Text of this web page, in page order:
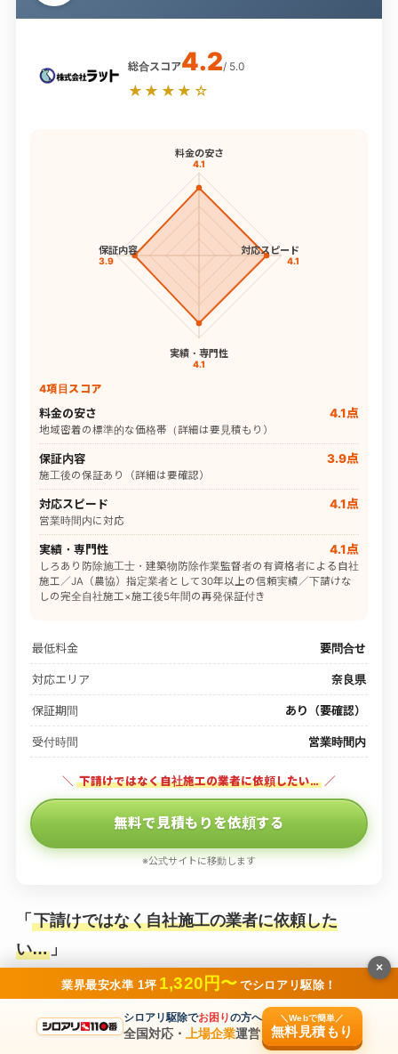
総合スコア4.2/ 5.0
★★★★☆
料金の安さ
4.1
対応スピード
4.1
実績・専門性
4.1
保証内容
3.9
4項目スコア
料金の安さ 4.1点
地域密着の標準的な価格帯（詳細は要見積もり）
保証内容 3.9点
施工後の保証あり（詳細は要確認）
対応スピード 4.1点
営業時間内に対応
実績・専門性 4.1点
しろあり防除施工士・建築物防除作業監督者の有資格者による自社
施工／JA（農協）指定業者として30年以上の信頼実績／下請けな
しの完全自社施工×施工後5年間の再発保証付き
最低料金 要問合せ
対応エリア 奈良県
保証期間 あり（要確認）
受付時間 営業時間内
＼ 下請けではなく自社施工の業者に依頼したい… ／
無料で見積もりを依頼する
※公式サイトに移動します
「 下請けではなく自社施工の業者に依頼した
い…」
そんな方におすすめなのが、「株式会社ラット」
です。
業界最安水準 1坪 1,320円〜 でシロアリ駆除！
シロアリ駆除でお困りの方へ
全国対応・ 上場企業運営
＼Webで簡単／
無料見積もり
×